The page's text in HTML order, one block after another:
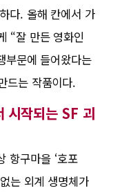
다. 올해 칸에서 가
“잘 만든 영화인
부문에 들어왔다는
드는 작품이다.
시작되는 SF 괴
항구마을 ‘호포
는 외계 생명체가